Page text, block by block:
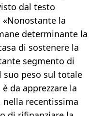
dal testo
la
determinante la
di sostenere la
segmento di
suo peso sul totale
da apprezzare la
nella recentissima